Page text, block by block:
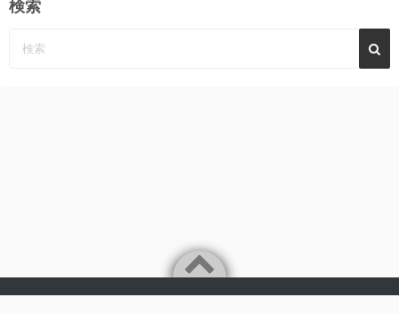
検索